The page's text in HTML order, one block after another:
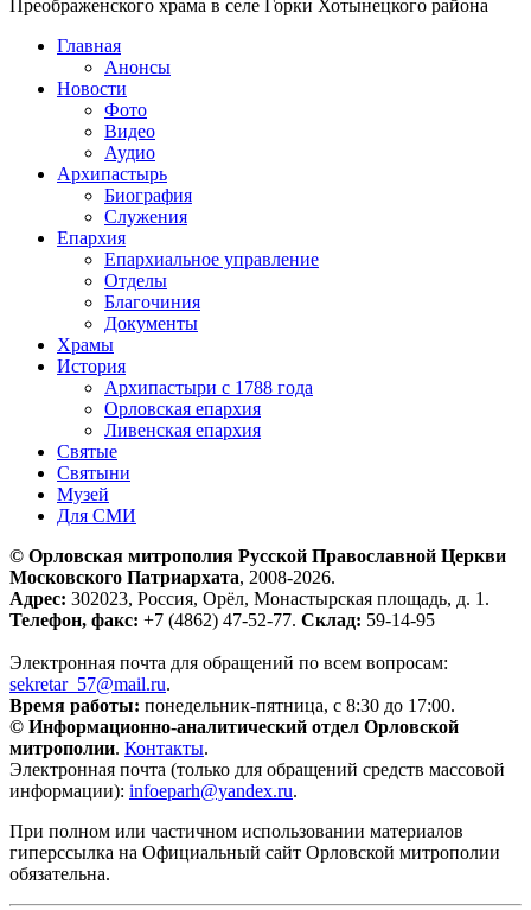
Преображенского храма в селе Горки Хотынецкого района
Главная
Анонсы
Новости
Фото
Видео
Аудио
Архипастырь
Биография
Служения
Епархия
Епархиальное управление
Отделы
Благочиния
Документы
Храмы
История
Архипастыри с 1788 года
Орловская епархия
Ливенская епархия
Святые
Святыни
Музей
Для СМИ
© Орловская митрополия Русской Православной Церкви
Московского Патриархата, 2008-2026.
Адрес: 302023, Россия, Орёл, Монастырская площадь, д. 1.
Телефон, факс: +7 (4862) 47-52-77. Склад: 59-14-95
Электронная почта для обращений по всем вопросам:
sekretar_57@mail.ru.
Время работы: понедельник-пятница, с 8:30 до 17:00.
© Информационно-аналитический отдел Орловской
митрополии. Контакты.
Электронная почта (только для обращений средств массовой
информации): infoeparh@yandex.ru.
При полном или частичном использовании материалов
гиперссылка на Официальный сайт Орловской митрополии
обязательна.